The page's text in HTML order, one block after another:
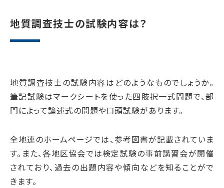
地質調査技士の試験内容は？
地質調査技士の試験内容はどのようなものでしょうか。
筆記試験はマークシートを使った四肢択一式問題で、部
門によって論述式の問題や口頭試験があります。
全地連のホームページでは、参考図書が記載されていま
す。また、各地区協会では検定試験の事前講習会が開催
されており、過去の出題内容や傾向などを知ることがで
きます。